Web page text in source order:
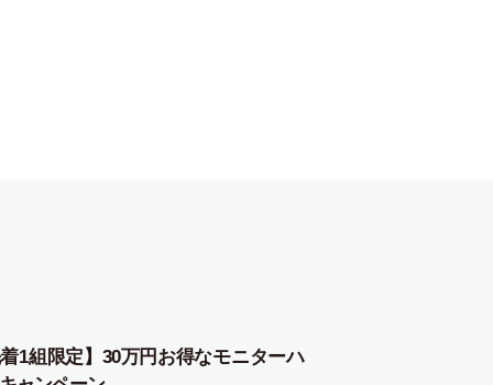
着1組限定】30万円お得なモニターハ